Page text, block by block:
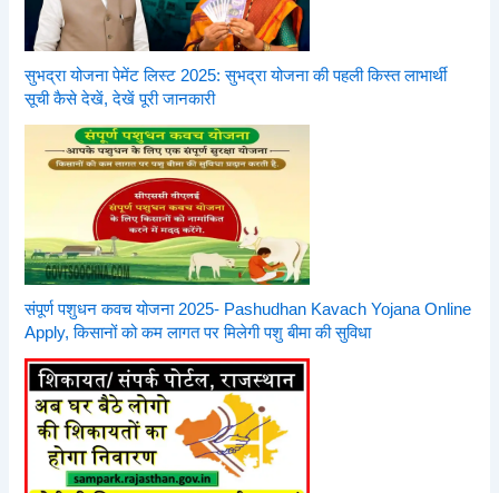
सुभद्रा योजना पेमेंट लिस्ट 2025: सुभद्रा योजना की पहली किस्त लाभार्थी
सूची कैसे देखें, देखें पूरी जानकारी
संपूर्ण पशुधन कवच योजना 2025- Pashudhan Kavach Yojana Online
Apply, किसानों को कम लागत पर मिलेगी पशु बीमा की सुविधा